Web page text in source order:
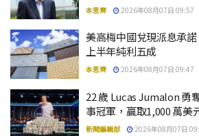
本思齊 2026年08月07日 09:57
美高梅中國兌現派息承
上半年純利五成
本思齊 2026年08月07日 09:47
22 歲 Lucas Jumalon 勇
事冠軍，贏取1,000 萬美
新聞編輯部 2026年08月07日